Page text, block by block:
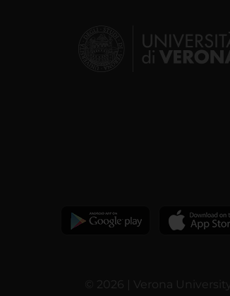
© 2026 | Verona University